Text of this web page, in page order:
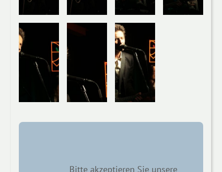
Bitte akzeptieren Sie unsere